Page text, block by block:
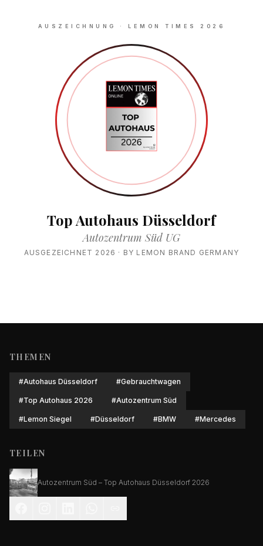
AUSZEICHNUNG · LEMON TIMES 2026
Top Autohaus Düsseldorf
Autozentrum Süd UG
AUSGEZEICHNET 2026 · BY LEMON BRAND GERMANY
THEMEN
#Autohaus Düsseldorf #Gebrauchtwagen
#Top Autohaus 2026 #Autozentrum Süd
#Lemon Siegel #Düsseldorf #BMW #Mercedes
TEILEN
Autozentrum Süd – Top Autohaus Düsseldorf 2026